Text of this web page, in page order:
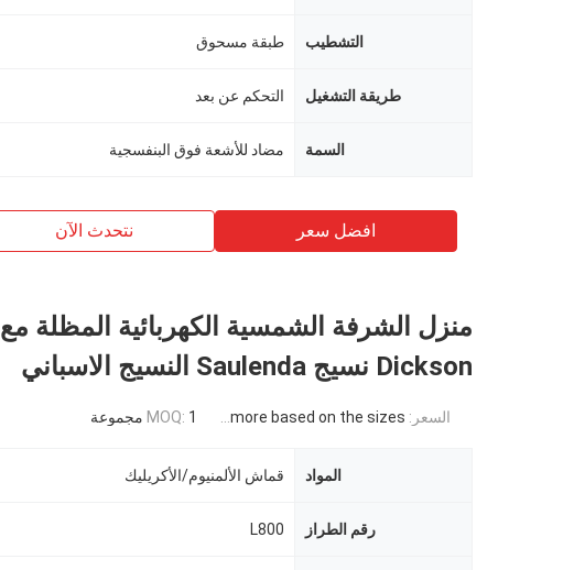
التشطيب طبقة مسحوق
طريقة التشغيل التحكم عن بعد
السمة مضاد للأشعة فوق البنفسجية
افضل سعر نتحدث الآن
منزل الشرفة الشمسية الكهربائية المظلة مع
Dickson نسيج Saulenda النسيج الاسباني
السعر: USD 871USD ~4000USD or more based on the sizes
MOQ: 1 مجموعة
المواد قماش الألمنيوم/الأكريليك
رقم الطراز L800